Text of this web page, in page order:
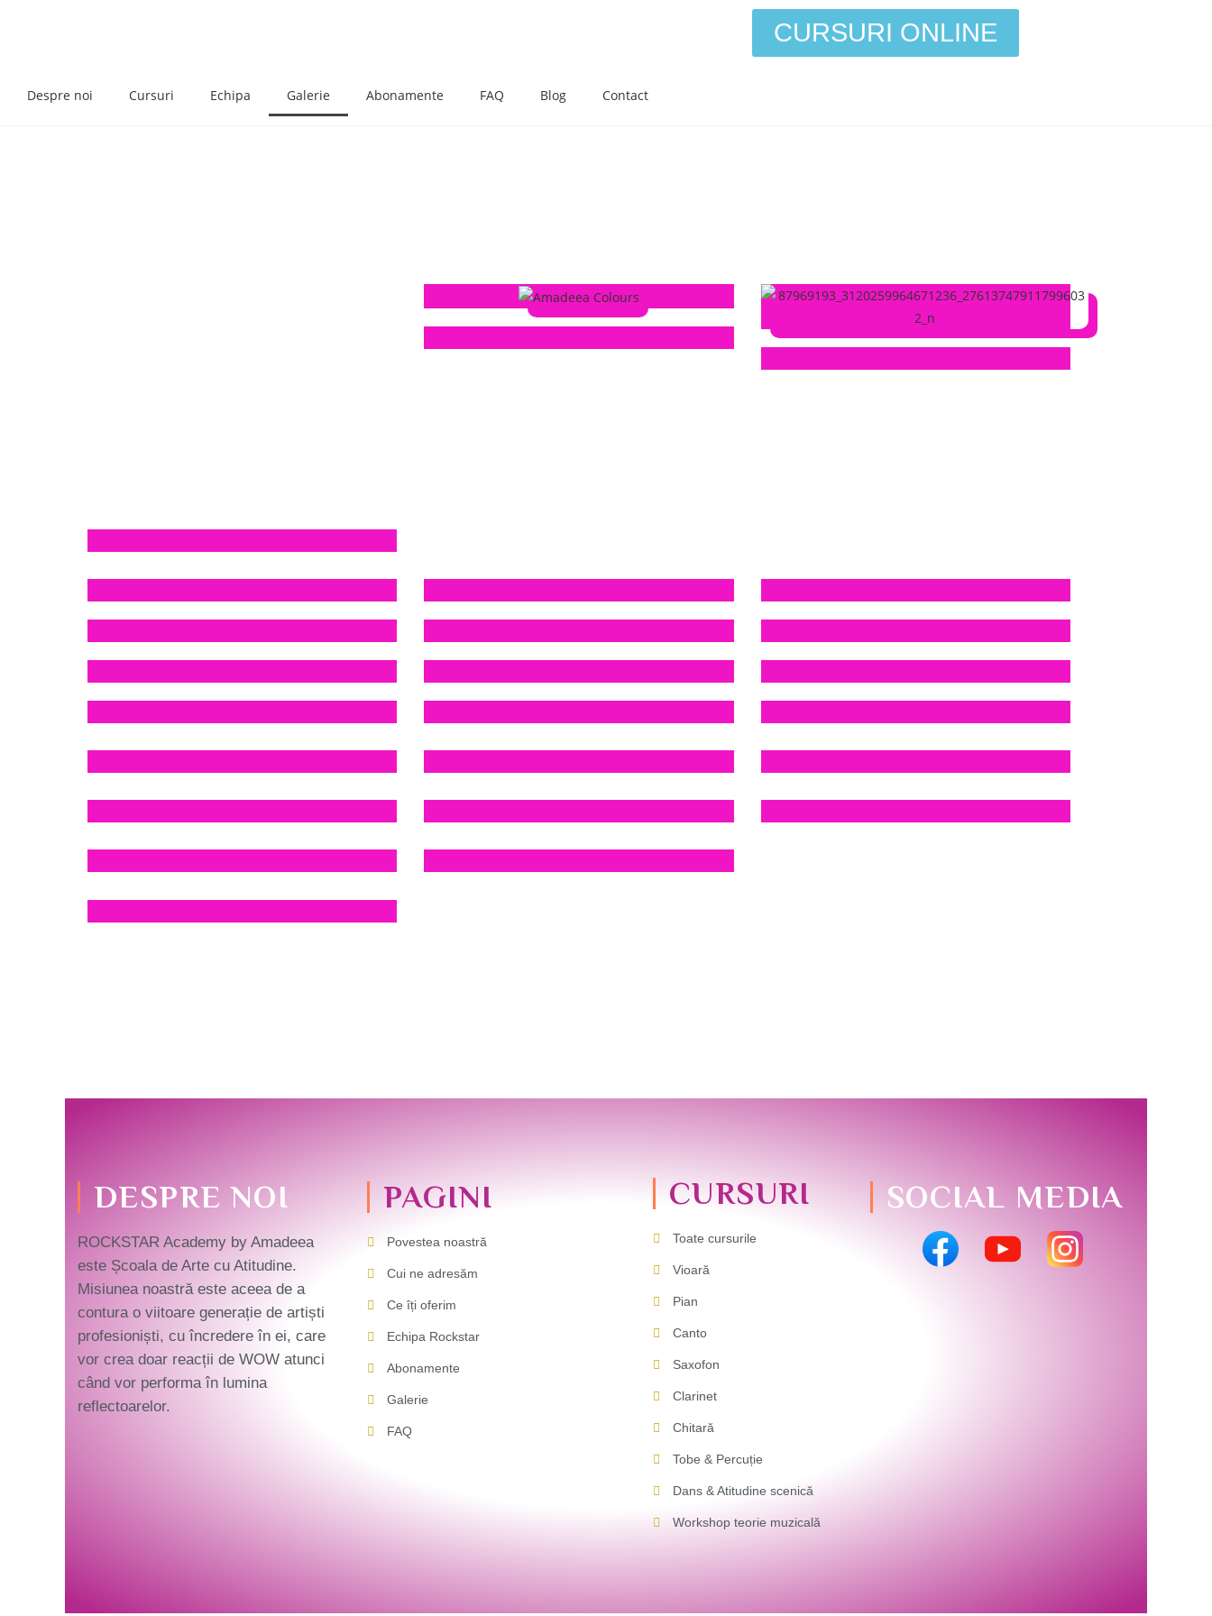
CURSURI ONLINE
Despre noi Cursuri Echipa Galerie Abonamente FAQ Blog Contact
DESPRE NOI
ROCKSTAR Academy by Amadeea
este Școala de Arte cu Atitudine.
Misiunea noastră este aceea de a
contura o viitoare generație de artiști
profesioniști, cu încredere în ei, care
vor crea doar reacții de WOW atunci
când vor performa în lumina
reflectoarelor.
PAGINI
Povestea noastră
Cui ne adresăm
Ce îți oferim
Echipa Rockstar
Abonamente
Galerie
FAQ
CURSURI
Toate cursurile
Vioară
Pian
Canto
Saxofon
Clarinet
Chitară
Tobe & Percuție
Dans & Atitudine scenică
Workshop teorie muzicală
SOCIAL MEDIA